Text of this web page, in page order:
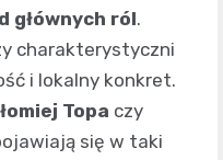
głównych ról.
charakterystyczni
i lokalny konkret.
Topa czy
się w taki